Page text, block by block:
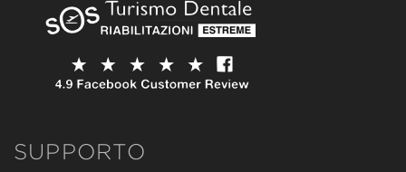
SUPPORTO